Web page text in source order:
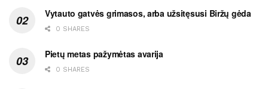
Vytauto gatvės grimasos, arba užsitęsusi Biržų gėda
0 SHARES
Pietų metas pažymėtas avarija
0 SHARES